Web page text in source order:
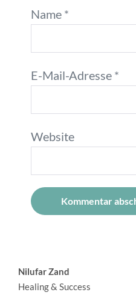
Name *
E-Mail-Adresse *
Website
t
Nilufar Zand
Healing & Success